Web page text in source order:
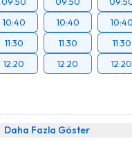
10:40
11:30
12:20
10:40
11:30
12:20
10:40
11:30
12:20
Daha Fazla Göster